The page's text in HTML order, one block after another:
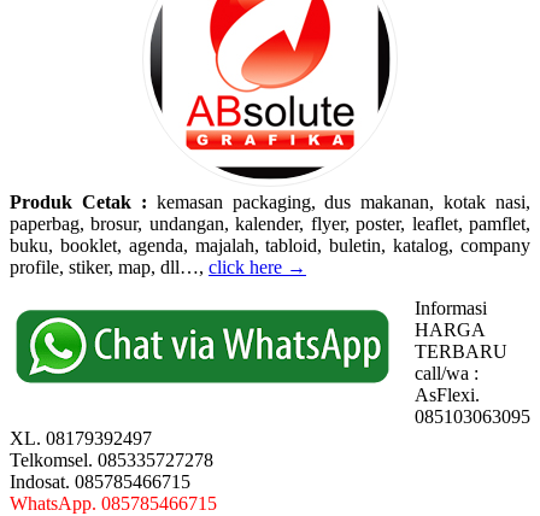
Produk Cetak : kemasan packaging, dus makanan, kotak nasi,
paperbag, brosur, undangan, kalender, flyer, poster, leaflet, pamflet,
buku, booklet, agenda, majalah, tabloid, buletin, katalog, company
profile, stiker, map, dll…, click here →
Informasi
HARGA
TERBARU
call/wa :
AsFlexi.
085103063095
XL. 08179392497
Telkomsel. 085335727278
Indosat. 085785466715
WhatsApp. 085785466715